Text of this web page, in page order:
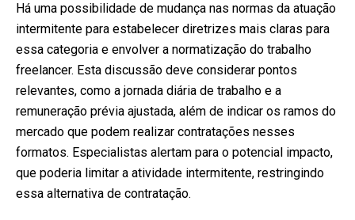
Há uma possibilidade de mudança nas normas da atuação
intermitente para estabelecer diretrizes mais claras para
essa categoria e envolver a normatização do trabalho
freelancer. Esta discussão deve considerar pontos
relevantes, como a jornada diária de trabalho e a
remuneração prévia ajustada, além de indicar os ramos do
mercado que podem realizar contratações nesses
formatos. Especialistas alertam para o potencial impacto,
que poderia limitar a atividade intermitente, restringindo
essa alternativa de contratação.